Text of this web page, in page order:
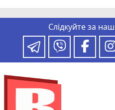
Слідкуйте за